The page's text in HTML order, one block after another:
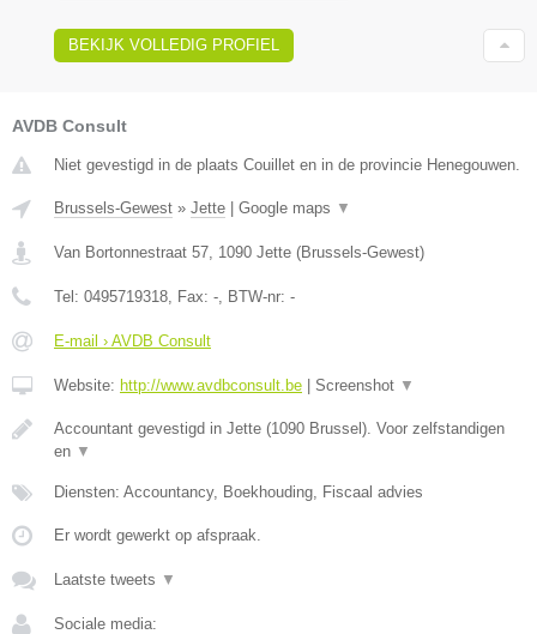
BEKIJK VOLLEDIG PROFIEL
AVDB Consult
Niet gevestigd in de plaats Couillet en in de provincie Henegouwen.
Brussels-Gewest » Jette | Google maps ▼
Van Bortonnestraat 57 1090 Jette (Brussels-Gewest)
Tel: 0495719318 , Fax: - , BTW-nr: -
E-mail › AVDB Consult
Website: http://www.avdbconsult.be | Screenshot ▼
Accountant gevestigd in Jette (1090 Brussel). Voor zelfstandigen
en ▼
Diensten: Accountancy, Boekhouding, Fiscaal advies
Er wordt gewerkt op afspraak.
Laatste tweets ▼
Sociale media: